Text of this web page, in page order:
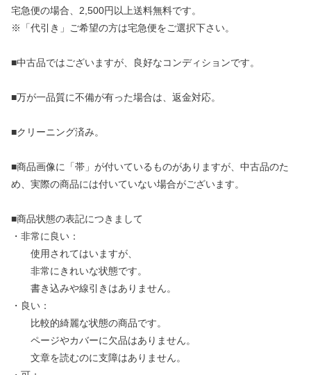
宅急便の場合、2,500円以上送料無料です。
※「代引き」ご希望の方は宅急便をご選択下さい。
■中古品ではございますが、良好なコンディションです。
■万が一品質に不備が有った場合は、返金対応。
■クリーニング済み。
■商品画像に「帯」が付いているものがありますが、中古品のた
め、実際の商品には付いていない場合がございます。
■商品状態の表記につきまして
・非常に良い：
使用されてはいますが、
非常にきれいな状態です。
書き込みや線引きはありません。
・良い：
比較的綺麗な状態の商品です。
ページやカバーに欠品はありません。
文章を読むのに支障はありません。